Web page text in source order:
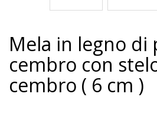
Mela in legno di
cembro con
cembro ( 6 cm )